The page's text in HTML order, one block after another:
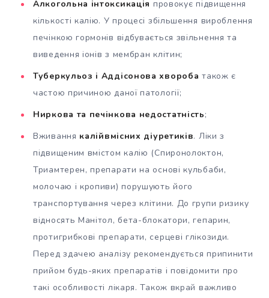
Алкогольна інтоксикація провокує підвищення
кількості калію. У процесі збільшення вироблення
печінкою гормонів відбувається звільнення та
виведення іонів з мембран клітин;
Туберкульоз і Аддісонова хвороба також є
частою причиною даної патології;
Ниркова та печінкова недостатність;
Вживання калійвмісних діуретиків. Ліки з
підвищеним вмістом калію (Спиронолоктон,
Триамтерен, препарати на основі кульбаби,
молочаю і кропиви) порушують його
транспортування через клітини. До групи ризику
відносять Манітол, бета-блокатори, гепарин,
протигрибкові препарати, серцеві глікозиди.
Перед здачею аналізу рекомендується припинити
прийом будь-яких препаратів і повідомити про
такі особливості лікаря. Також вкрай важливо